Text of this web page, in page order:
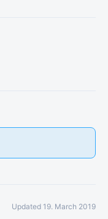
Updated 19. March 2019